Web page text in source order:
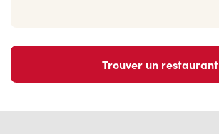
Trouver un restaurant